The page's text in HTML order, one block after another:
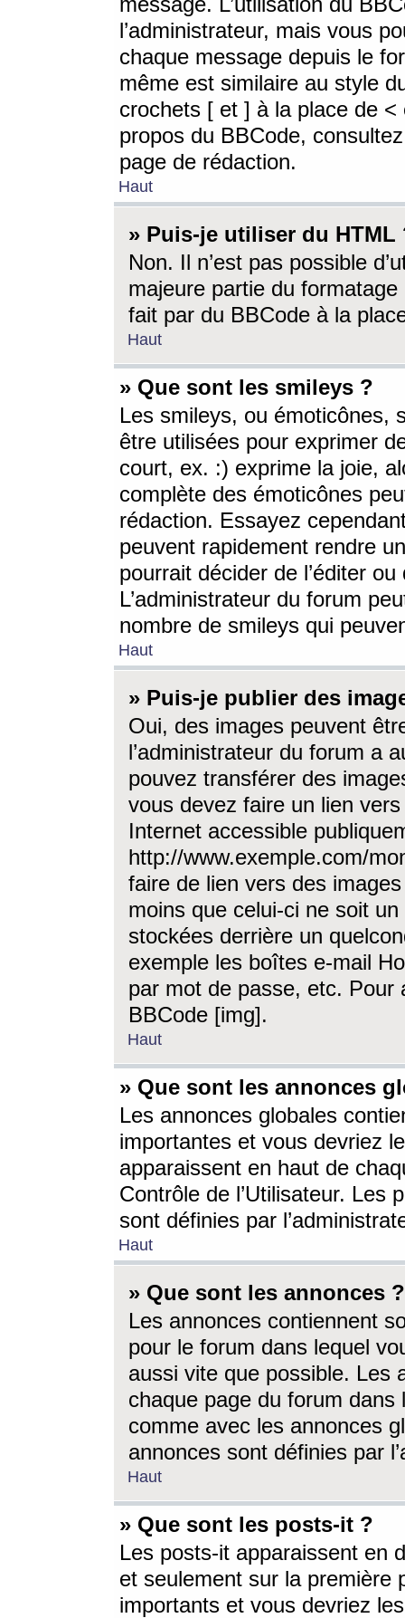
l’administrateur, mais vous
chaque message depuis le
même est similaire au style
crochets [ et ] à la place de <
propos du BBCode,
page de rédaction.
Haut
» Puis-je utiliser du HTML
Non. Il n’est pas possible
majeure partie du
fait par du BBCode à la
Haut
» Que sont les smileys ?
Les smileys, ou émoticônes,
être utilisées pour exprimer
court, ex. :) exprime la joie,
complète des émoticônes
rédaction. Essayez
peuvent rapidement rendre
pourrait décider de l’éditer
L’administrateur du forum
nombre de smileys qui
Haut
» Puis-je publier des
Oui, des images peuvent
l’administrateur du forum a
pouvez transférer des
vous devez faire un lien
Internet accessible
http://www.exemple.com/
faire de lien vers des
moins que celui-ci ne soit
stockées derrière un
exemple les boîtes e-mail
par mot de passe, etc. Pour
BBCode [img].
Haut
» Que sont les annonces
Les annonces globales
importantes et vous devriez
apparaissent en haut de
Contrôle de l’Utilisateur. Les
sont définies par
Haut
» Que sont les annonces ?
Les annonces contiennent
pour le forum dans lequel
aussi vite que possible. Les
chaque page du forum dans
comme avec les annonces
annonces sont définies par
Haut
» Que sont les posts-it ?
Les posts-it apparaissent en
et seulement sur la première
importants et vous devriez